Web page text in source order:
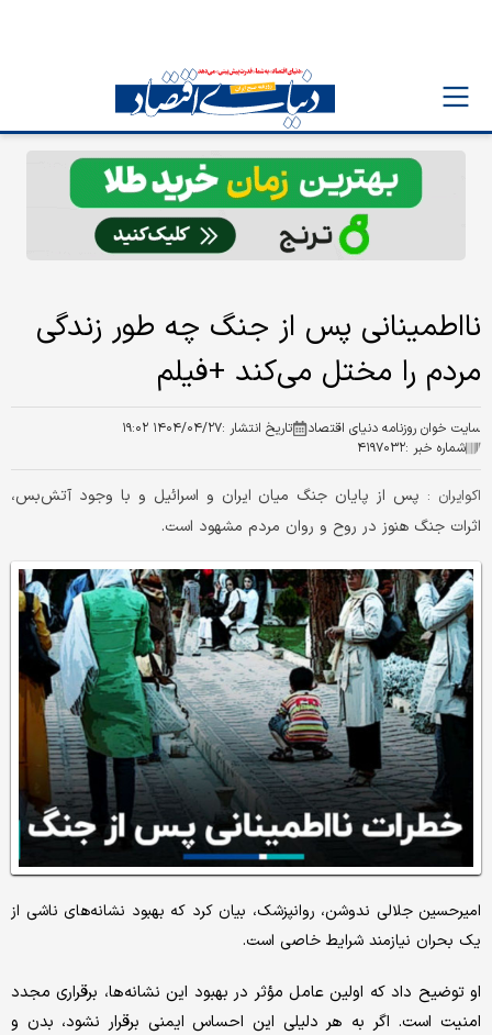
نااطمینانی پس از جنگ چه طور زندگی
مردم را مختل می‌کند +فیلم
سایت خوان روزنامه دنیای اقتصاد تاریخ انتشار :۱۴۰۴/۰۴/۲۷ ۱۹:۰۲
شماره خبر :۴۱۹۷۰۳۲
اکوایران : پس از پایان جنگ میان ایران و اسرائیل و با وجود آتش‌بس،
اثرات جنگ هنوز در روح و روان مردم مشهود است.
امیرحسین جلالی ندوشن، روانپزشک، بیان کرد که بهبود نشانه‌های ناشی از
یک بحران نیازمند شرایط خاصی است.
او توضیح داد که اولین عامل مؤثر در بهبود این نشانه‌ها، برقراری مجدد
امنیت است. اگر به هر دلیلی این احساس ایمنی برقرار نشود، بدن و